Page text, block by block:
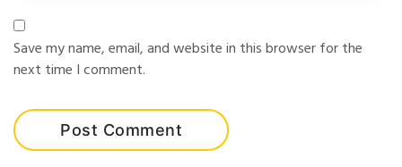
Save my name, email, and website in this browser for the
next time I comment.